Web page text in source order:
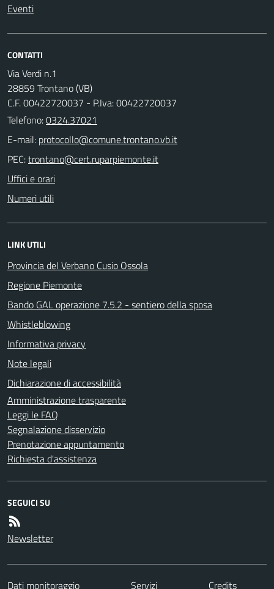
Eventi
CONTATTI
Via Verdi n.1
28859 Trontano (VB)
C.F. 00422720037 - P.Iva: 00422720037
Telefono:0324.37021
E-mail:
PEC:
Uffici e orari
Numeri utili
LINK UTILI
Provincia del Verbano Cusio Ossola
Regione Piemonte
Bando GAL operazione 7.5.2 - sentiero della sposa
Whistleblowing
Informativa privacy
Note legali
Dichiarazione di accessibilità
Amministrazione trasparente
Leggi le FAQ
Segnalazione disservizio
Prenotazione appuntamento
Richiesta d'assistenza
SEGUICI SU
Newsletter
Dati monitoraggio Servizi Credits